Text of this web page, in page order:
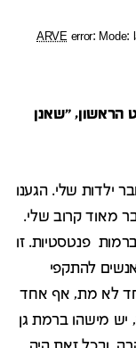
ARVEerror: Mode:
הראשון, "שאנן
ילדות שלי. הגענו
מאוד קרוב שלי.
פנטסטיות. זו
להתקפי
לא מת, אף אחד
מישהו ברמת גן